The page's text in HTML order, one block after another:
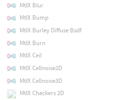
MtlX Blur
MtlX Bump
MtlX Burley Diffuse Bsdf
MtlX Burn
MtlX Ceil
MtlX Cellnoise2D
MtlX Cellnoise3D
MtlX Checkers 2D